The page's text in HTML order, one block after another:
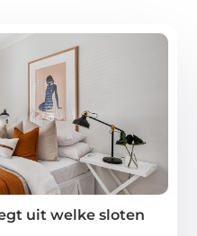
uit welke sloten